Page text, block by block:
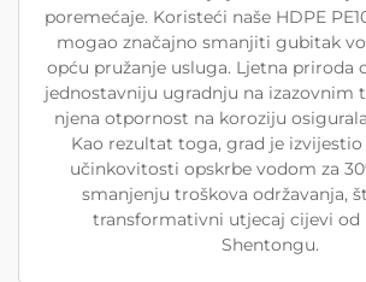
poremećaje. Koristeći naše HDPE
mogao značajno smanjiti gubitak
opću pružanje usluga. Ljetna priroda
jednostavniju ugradnju na izazovnim
njena otpornost na koroziju
Kao rezultat toga, grad je
učinkovitosti opskrbe vodom za
smanjenju troškova održavanja,
transformativni utjecaj cijevi od
Shentongu.